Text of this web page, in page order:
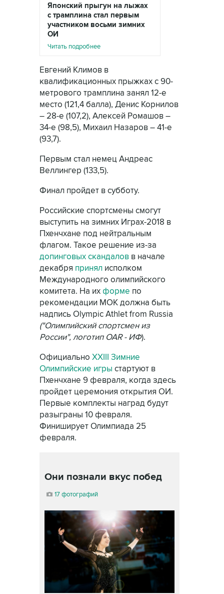
Японский прыгун на лыжах
с трамплина стал первым
участником восьми зимних
ОИ
Читать подробнее
Евгений Климов в
квалификационных прыжках с 90-
метрового трамплина занял 12-е
место (121,4 балла), Денис Корнилов
– 28-е (107,2), Алексей Ромашов –
34-е (98,5), Михаил Назаров – 41-е
(93,7).
Первым стал немец Андреас
Веллингер (133,5).
Финал пройдет в субботу.
Российские спортсмены смогут
выступить на зимних Играх-2018 в
Пхенчхане под нейтральным
флагом. Такое решение из-за
допинговых скандалов в начале
декабря принял исполком
Международного олимпийского
комитета. На их форме по
рекомендации МОК должна быть
надпись Olympic Athlet from Russia
("Олимпийский спортсмен из
России", логотип OAR - ИФ).
Официально XXIII Зимние
Олимпийские игры стартуют в
Пхенчхане 9 февраля, когда здесь
пройдет церемония открытия ОИ.
Первые комплекты наград будут
разыграны 10 февраля.
Финиширует Олимпиада 25
февраля.
Они познали вкус побед
17 фотографий